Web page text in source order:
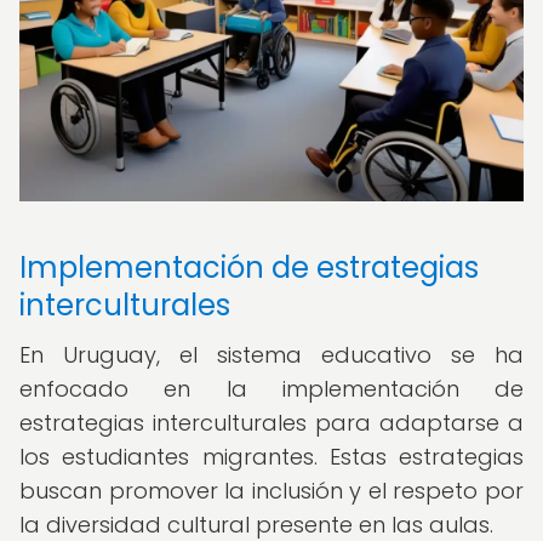
Implementación de estrategias
interculturales
En Uruguay, el sistema educativo se ha
enfocado en la implementación de
estrategias interculturales para adaptarse a
los estudiantes migrantes. Estas estrategias
buscan promover la inclusión y el respeto por
la diversidad cultural presente en las aulas.